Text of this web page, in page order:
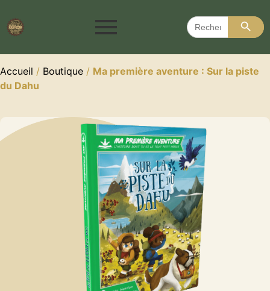
Search
for:
Search
Accueil / Boutique / Ma première aventure : Sur la piste
du Dahu